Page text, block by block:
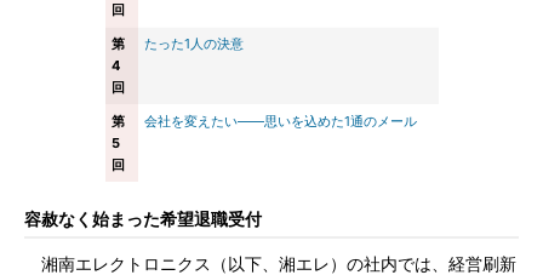
回
第
4
回
たった1人の決意
第
5
回
会社を変えたい――思いを込めた1通のメール
容赦なく始まった希望退職受付
湘南エレクトロニクス（以下、湘エレ）の社内では、経営刷新